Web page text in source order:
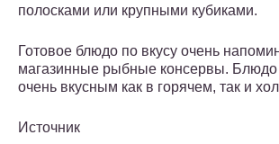
полосками или крупными кубиками.
Готовое блюдо по вкусу очень
магазинные рыбные консервы. Блюдо
очень вкусным как в горячем, так и
Источник